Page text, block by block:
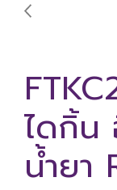
ไดกิ้น
น้ำยา